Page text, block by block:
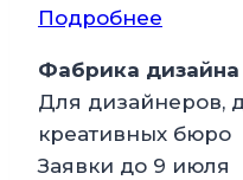
Подробнее
Фабрика дизайна
Для дизайнеров,
креативных бюро
Заявки до 9 июля